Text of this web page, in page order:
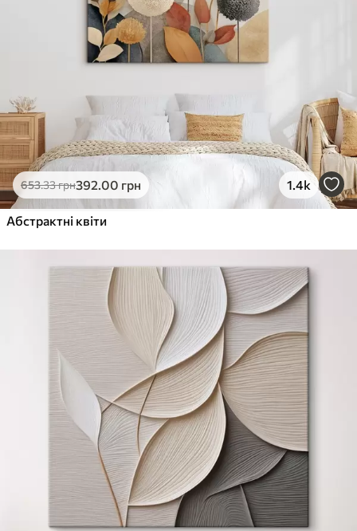
653.33грн392.00 грн 1.4k
Абстрактні квіти